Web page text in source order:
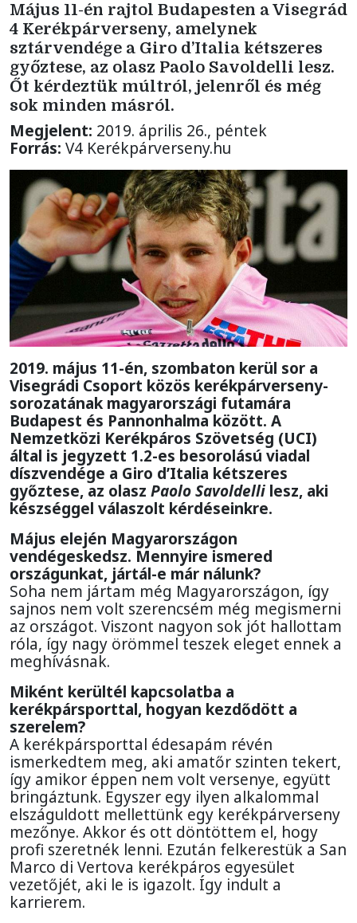
Május 11-én rajtol Budapesten a Visegrád
4 Kerékpárverseny, amelynek
sztárvendége a Giro d’Italia kétszeres
győztese, az olasz Paolo Savoldelli lesz.
Őt kérdeztük múltról, jelenről és még
sok minden másról.
Megjelent: 2019. április 26., péntek
Forrás: V4 Kerékpárverseny.hu
2019. május 11-én, szombaton kerül sor a
Visegrádi Csoport közös kerékpárverseny-
sorozatának magyarországi futamára
Budapest és Pannonhalma között. A
Nemzetközi Kerékpáros Szövetség (UCI)
által is jegyzett 1.2-es besorolású viadal
díszvendége a Giro d’Italia kétszeres
győztese, az olasz Paolo Savoldelli lesz, aki
készséggel válaszolt kérdéseinkre.
Május elején Magyarországon
vendégeskedsz. Mennyire ismered
országunkat, jártál-e már nálunk?
Soha nem jártam még Magyarországon, így
sajnos nem volt szerencsém még megismerni
az országot. Viszont nagyon sok jót hallottam
róla, így nagy örömmel teszek eleget ennek a
meghívásnak.
Miként kerültél kapcsolatba a
kerékpársporttal, hogyan kezdődött a
szerelem?
A kerékpársporttal édesapám révén
ismerkedtem meg, aki amatőr szinten tekert,
így amikor éppen nem volt versenye, együtt
bringáztunk. Egyszer egy ilyen alkalommal
elszáguldott mellettünk egy kerékpárverseny
mezőnye. Akkor és ott döntöttem el, hogy
profi szeretnék lenni. Ezután felkerestük a San
Marco di Vertova kerékpáros egyesület
vezetőjét, aki le is igazolt. Így indult a
karrierem.